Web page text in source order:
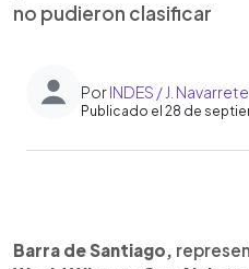
no pudieron clasificar
PorINDES / J. Navarrete
Publicado el 28 de
► Escuchar artículo
Barra de Santiago,